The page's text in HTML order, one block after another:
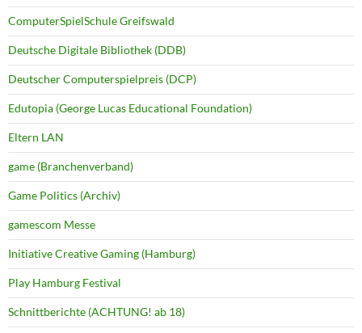
ComputerSpielSchule Greifswald
Deutsche Digitale Bibliothek (DDB)
Deutscher Computerspielpreis (DCP)
Edutopia (George Lucas Educational Foundation)
Eltern LAN
game (Branchenverband)
Game Politics (Archiv)
gamescom Messe
Initiative Creative Gaming (Hamburg)
Play Hamburg Festival
Schnittberichte (ACHTUNG! ab 18)